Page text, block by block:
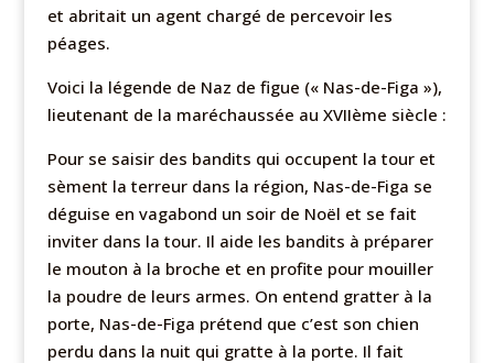
et abritait un agent chargé de percevoir les
péages.
Voici la légende de Naz de figue (« Nas-de-Figa »),
lieutenant de la maréchaussée au XVIIème siècle :
Pour se saisir des bandits qui occupent la tour et
sèment la terreur dans la région, Nas-de-Figa se
déguise en vagabond un soir de Noël et se fait
inviter dans la tour. Il aide les bandits à préparer
le mouton à la broche et en profite pour mouiller
la poudre de leurs armes. On entend gratter à la
porte, Nas-de-Figa prétend que c’est son chien
perdu dans la nuit qui gratte à la porte. Il fait